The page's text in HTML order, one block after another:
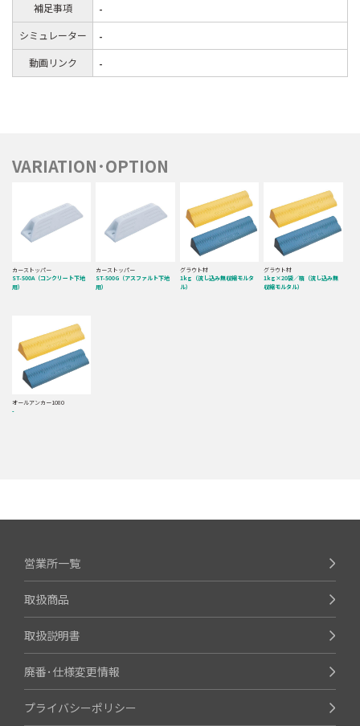
補足事項
-
シミュレーター
-
動画リンク
-
VARIATION･OPTION
カーストッパー
ST-500A（コンクリート下地
用）
カーストッパー
ST-500G（アスファルト下地
用）
グラウト材
1kg（流し込み無収縮モルタ
ル）
グラウト材
1kg×20袋／箱（流し込み無
収縮モルタル）
オールアンカー1080
-
営業所一覧
取扱商品
取扱説明書
廃番･仕様変更情報
プライバシーポリシー